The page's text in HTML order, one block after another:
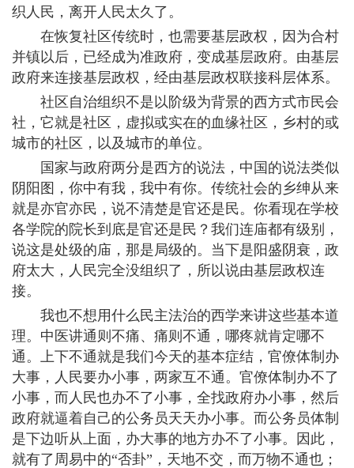
织人民，离开人民太久了。
在恢复社区传统时，也需要基层政权，因为合村
并镇以后，已经成为准政府，变成基层政府。由基层
政府来连接基层政权，经由基层政权联接科层体系。
社区自治组织不是以阶级为背景的西方式市民会
社，它就是社区，虚拟或实在的血缘社区，乡村的或
城市的社区，以及城市的单位。
国家与政府两分是西方的说法，中国的说法类似
阴阳图，你中有我，我中有你。传统社会的乡绅从来
就是亦官亦民，说不清楚是官还是民。你看现在学校
各学院的院长到底是官还是民？我们连庙都有级别，
说这是处级的庙，那是局级的。当下是阳盛阴衰，政
府太大，人民完全没组织了，所以说由基层政权连
接。
我也不想用什么民主法治的西学来讲这些基本道
理。中医讲通则不痛、痛则不通，哪疼就肯定哪不
通。上下不通就是我们今天的基本症结，官僚体制办
大事，人民要办小事，两家互不通。官僚体制办不了
小事，而人民也办不了小事，全找政府办小事，然后
政府就逼着自己的公务员天天办小事。而公务员体制
是下边听从上面，办大事的地方办不了小事。因此，
就有了周易中的“否卦”，天地不交，而万物不通也；